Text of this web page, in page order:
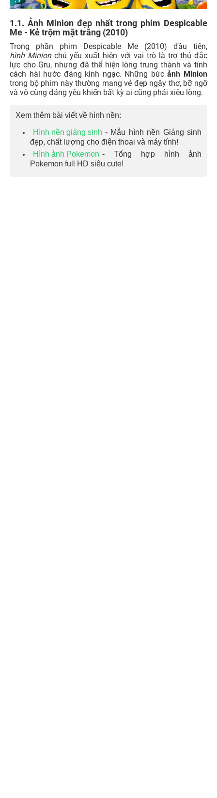
1.1. Ảnh Minion đẹp nhất trong phim Despicable
Me - Kẻ trộm mặt trăng (2010)
Trong phần phim Despicable Me (2010) đầu tiên,
hình Minionchủ yếu xuất hiện với vai trò là trợ thủ đắc
lực cho Gru, nhưng đã thể hiện lòng trung thành và tính
cách hài hước đáng kinh ngạc. Những bứcảnh Minion
trong bộ phim này thường mang vẻ đẹp ngây thơ, bỡ ngỡ
và vô cùng đáng yêu khiến bất kỳ ai cũng phải xiêu lòng.
Xem thêm bài viết về hình nền:
Hình nền giáng sinh - Mẫu hình nền Giáng sinh
đẹp, chất lượng cho điện thoại và máy tính!
Hình ảnh Pokemon - Tổng hợp hình ảnh
Pokemon full HD siêu cute!